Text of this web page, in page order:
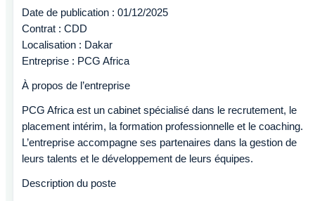
Date de publication : 01/12/2025
Contrat : CDD
Localisation : Dakar
Entreprise : PCG Africa
À propos de l’entreprise
PCG Africa est un cabinet spécialisé dans le recrutement, le
placement intérim, la formation professionnelle et le coaching.
L’entreprise accompagne ses partenaires dans la gestion de
leurs talents et le développement de leurs équipes.
Description du poste